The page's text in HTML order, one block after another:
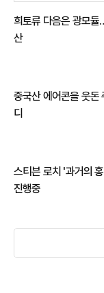
희토류 다음은 광모
산
중국산 에어콘을 웃돈
디
스티븐 로치 '과거의
진행중